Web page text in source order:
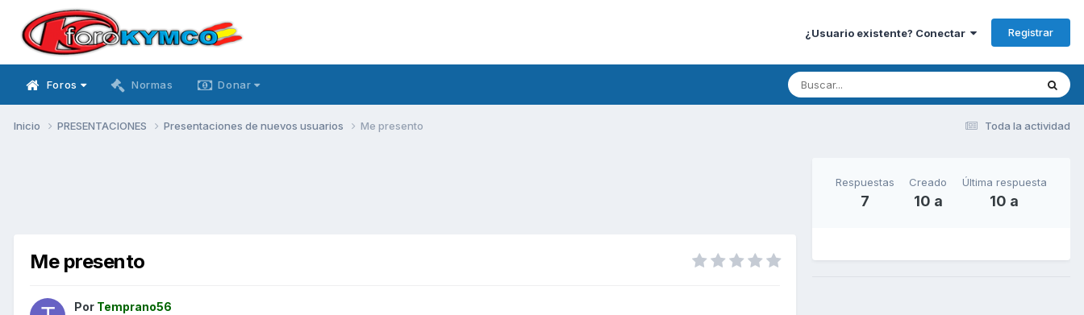
¿Usuario existente? Conectar Registrar
Foros Normas Donar
Toda la actividad
Inicio PRESENTACIONES Presentaciones de nuevos usuarios Me presento
Me presento
Por Temprano56
Respuestas
7
Creado
10 a
Última respuesta
10 a